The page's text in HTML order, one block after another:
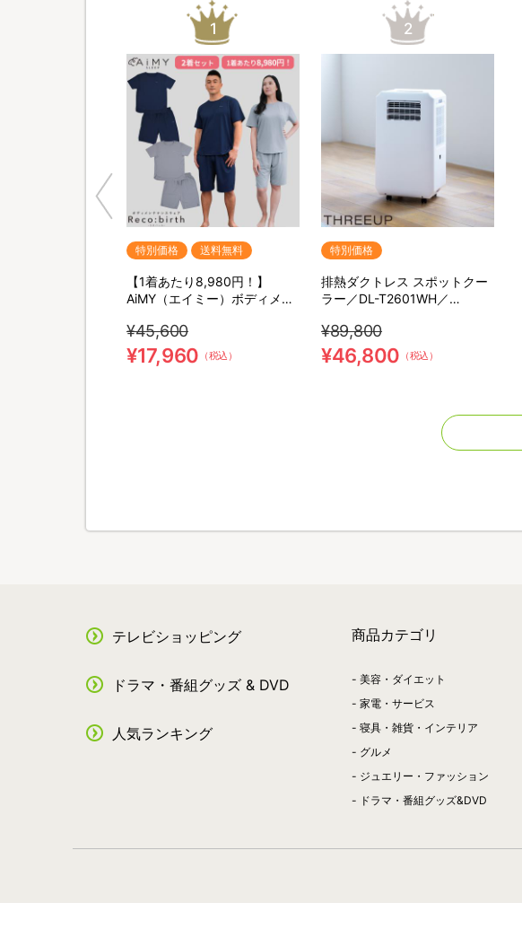
1
特別価格 送料無料
【1着あたり8,980円！】
AiMY（エイミー）ボディメン
半袖半ズボン／2着セット／上
下セット／リカバリーウェア
¥45,600
¥17,960 （税込）
2
特別価格
排熱ダクトレス スポットクー
ラー／DL-T2601WH／
付工事不要／除湿
¥89,800
¥46,800 （税込）
テレビショッピング
ドラマ・番組グッズ & DVD
人気ランキング
商品カテゴリ
美容・ダイエット
家電・サービス
寝具・雑貨・インテリア
グルメ
ジュエリー・ファッション
ドラマ・番組グッズ&DVD